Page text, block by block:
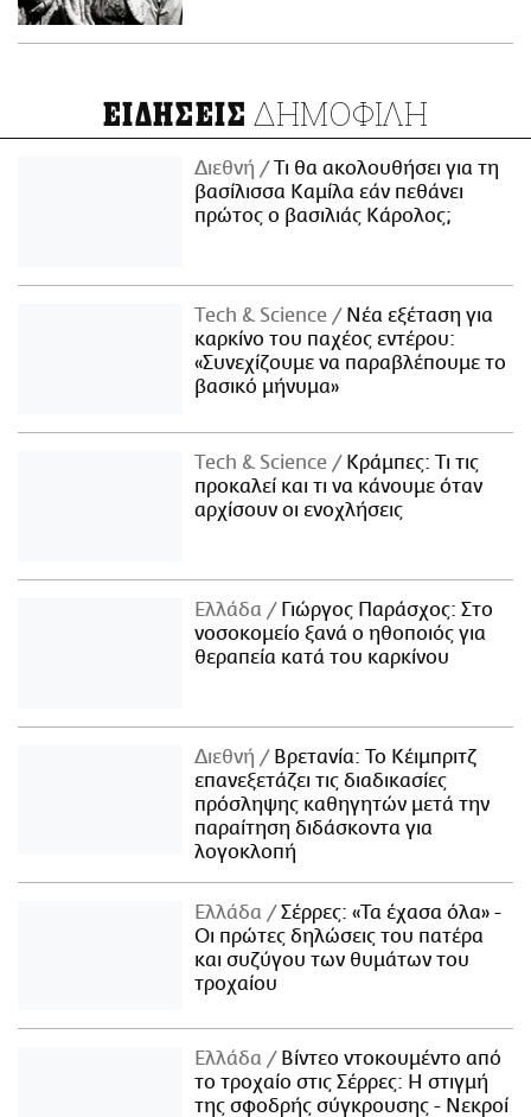
ΕΙΔΗΣΕΙΣ ΔΗΜΟΦΙΛΗ
Διεθνή
Τι θα ακολουθήσει για τη
βασίλισσα Καμίλα εάν πεθάνει
πρώτος ο βασιλιάς Κάρολος;
Τech & Science
Νέα εξέταση για
καρκίνο του παχέος εντέρου:
«Συνεχίζουμε να παραβλέπουμε το
βασικό μήνυμα»
Τech & Science
Κράμπες: Τι τις
προκαλεί και τι να κάνουμε όταν
αρχίσουν οι ενοχλήσεις
Ελλάδα
Γιώργος Παράσχος: Στο
νοσοκομείο ξανά ο ηθοποιός για
θεραπεία κατά του καρκίνου
Διεθνή
Βρετανία: Το Κέιμπριτζ
επανεξετάζει τις διαδικασίες
πρόσληψης καθηγητών μετά την
παραίτηση διδάσκοντα για
λογοκλοπή
Ελλάδα
Σέρρες: «Τα έχασα όλα» -
Οι πρώτες δηλώσεις του πατέρα
και συζύγου των θυμάτων του
τροχαίου
Ελλάδα
Βίντεο ντοκουμέντο από
το τροχαίο στις Σέρρες: Η στιγμή
της σφοδρής σύγκρουσης - Νεκροί